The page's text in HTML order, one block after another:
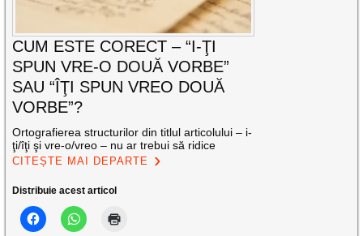
CUM ESTE CORECT – “I-ŢI
SPUN VRE-O DOUĂ VORBE”
SAU “ÎŢI SPUN VREO DOUĂ
VORBE”?
Ortografierea structurilor din titlul articolului – i-
ţi/îţi şi vre-o/vreo – nu ar trebui să ridice
CITEȘTE MAI DEPARTE
Distribuie acest articol